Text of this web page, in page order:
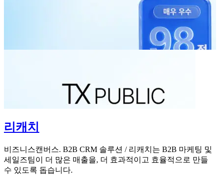
리캐치
비즈니스캔버스. B2B CRM 솔루션 / 리캐치는 B2B 마케팅 및
세일즈팀이 더 많은 매출을, 더 효과적이고 효율적으로 만들
수 있도록 돕습니다.